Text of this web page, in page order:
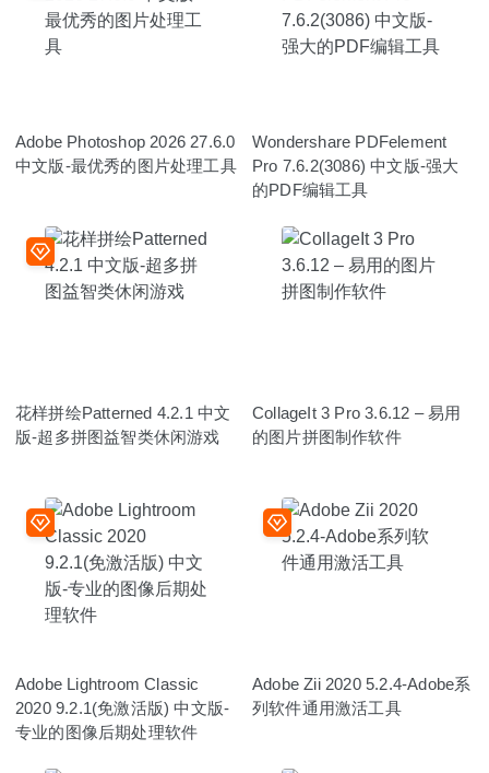
Adobe Photoshop 2026 27.6.0
中文版-最优秀的图片处理工具
Wondershare PDFelement
Pro 7.6.2(3086) 中文版-强大
的PDF编辑工具
花样拼绘Patterned 4.2.1 中文
版-超多拼图益智类休闲游戏
CollageIt 3 Pro 3.6.12 – 易用
的图片拼图制作软件
Adobe Lightroom Classic
2020 9.2.1(免激活版) 中文版-
专业的图像后期处理软件
Adobe Zii 2020 5.2.4-Adobe系
列软件通用激活工具